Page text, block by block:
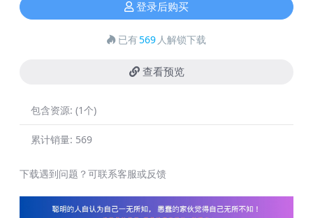
登录后购买
已有569 人解锁下载
查看预览
包含资源: (1个)
累计销量: 569
下载遇到问题？可联系客服或反馈